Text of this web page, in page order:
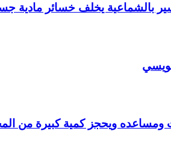
بالشماعية يخلف خسائر مادية
ويحجز كمية كبيرة من